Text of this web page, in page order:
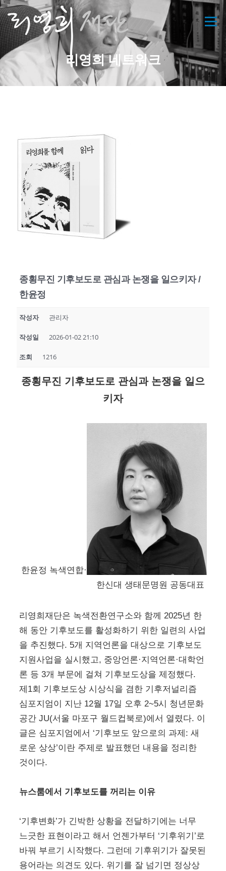
콘
텐
츠
로
바
로
가
기
메뉴
리영희 네트워크
종횡무진 기후보도로 관심과 논쟁을 일으키자 /
한윤정
작성자 관리자
작성일 2026-01-02 21:10
조회 1216
종횡무진 기후보도로 관심과 논쟁을 일으
키자
한윤정 녹색연합·
한신대 생태문명원 공동대표
리영희재단은 녹색전환연구소와 함께 2025년 한
해 동안 기후보도를 활성화하기 위한 일련의 사업
을 추진했다. 5개 지역언론을 대상으로 기후보도
지원사업을 실시했고, 중앙언론·지역언론·대학언
론 등 3개 부문에 걸쳐 기후보도상을 제정했다.
제1회 기후보도상 시상식을 겸한 기후저널리즘
심포지엄이 지난 12월 17일 오후 2~5시 청년문화
공간 JU(서울 마포구 월드컵북로)에서 열렸다. 이
글은 심포지엄에서 ‘기후보도 앞으로의 과제: 새
로운 상상’이란 주제로 발표했던 내용을 정리한
것이다.
뉴스룸에서 기후보도를 꺼리는 이유
‘기후변화’가 긴박한 상황을 전달하기에는 너무
느긋한 표현이라고 해서 언젠가부터 ‘기후위기’로
바꿔 부르기 시작했다. 그런데 기후위기가 잘못된
용어라는 의견도 있다. 위기를 잘 넘기면 정상상